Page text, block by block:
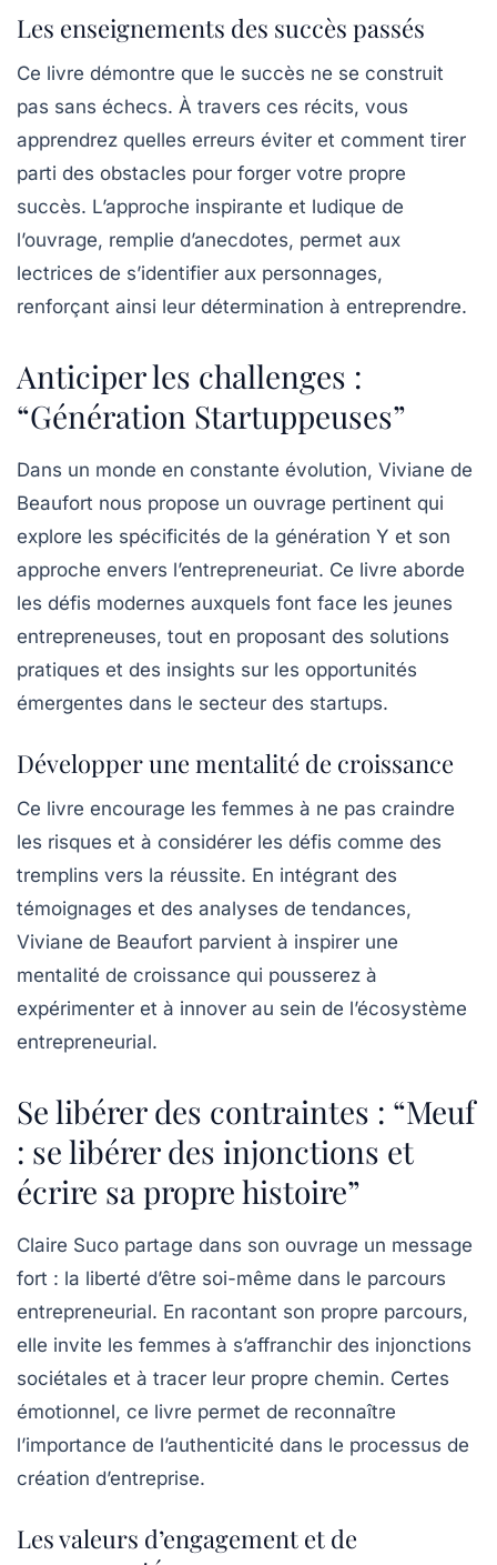
Les enseignements des succès passés
Ce livre démontre que le succès ne se construit
pas sans échecs. À travers ces récits, vous
apprendrez quelles erreurs éviter et comment tirer
parti des obstacles pour forger votre propre
succès. L’approche inspirante et ludique de
l’ouvrage, remplie d’anecdotes, permet aux
lectrices de s’identifier aux personnages,
renforçant ainsi leur détermination à entreprendre.
Anticiper les challenges :
“Génération Startuppeuses”
Dans un monde en constante évolution, Viviane de
Beaufort nous propose un ouvrage pertinent qui
explore les spécificités de la génération Y et son
approche envers l’entrepreneuriat. Ce livre aborde
les défis modernes auxquels font face les jeunes
entrepreneuses, tout en proposant des solutions
pratiques et des insights sur les opportunités
émergentes dans le secteur des startups.
Développer une mentalité de croissance
Ce livre encourage les femmes à ne pas craindre
les risques et à considérer les défis comme des
tremplins vers la réussite. En intégrant des
témoignages et des analyses de tendances,
Viviane de Beaufort parvient à inspirer une
mentalité de croissance qui pousserez à
expérimenter et à innover au sein de l’écosystème
entrepreneurial.
Se libérer des contraintes : “Meuf
: se libérer des injonctions et
écrire sa propre histoire”
Claire Suco partage dans son ouvrage un message
fort : la liberté d’être soi-même dans le parcours
entrepreneurial. En racontant son propre parcours,
elle invite les femmes à s’affranchir des injonctions
sociétales et à tracer leur propre chemin. Certes
émotionnel, ce livre permet de reconnaître
l’importance de l’authenticité dans le processus de
création d’entreprise.
Les valeurs d’engagement et de